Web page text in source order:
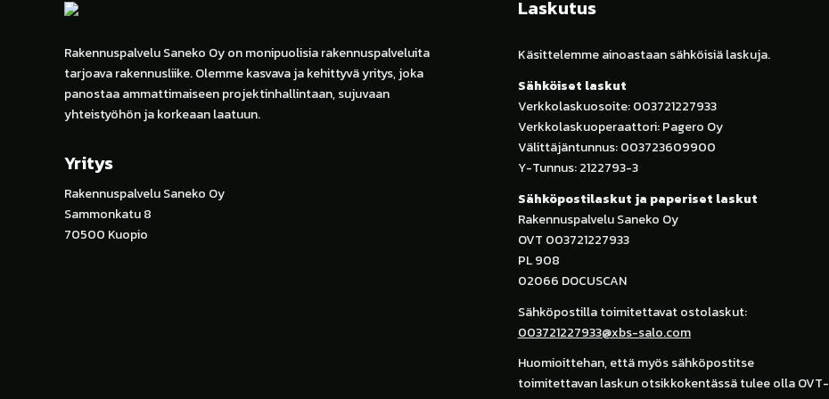
Rakennuspalvelu Saneko Oy on monipuolisia rakennuspalveluita
tarjoava rakennusliike. Olemme kasvava ja kehittyvä yritys, joka
panostaa ammattimaiseen projektinhallintaan, sujuvaan
yhteistyöhön ja korkeaan laatuun.
Yritys
Rakennuspalvelu Saneko Oy
Sammonkatu 8
70500 Kuopio
Laskutus
Käsittelemme ainoastaan sähköisiä laskuja.
Sähköiset laskut
Verkkolaskuosoite: 003721227933
Verkkolaskuoperaattori: Pagero Oy
Välittäjäntunnus: 003723609900
Y-Tunnus: 2122793-3
Sähköpostilaskut ja paperiset laskut
Rakennuspalvelu Saneko Oy
OVT 003721227933
PL 908
02066 DOCUSCAN
Sähköpostilla toimitettavat ostolaskut:
003721227933@xbs-salo.com
Huomioittehan, että myös sähköpostitse
toimitettavan laskun otsikkokentässä tulee olla OVT-